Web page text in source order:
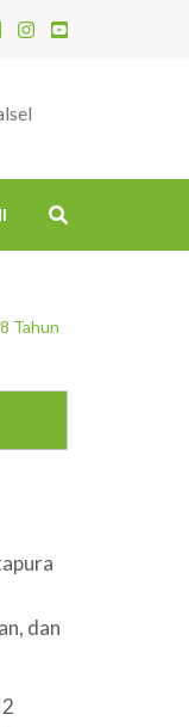
Tahun
dan